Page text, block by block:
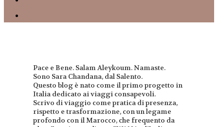
Pace e Bene. Salam Aleykoum. Namaste.
Sono Sara Chandana, dal Salento.
Questo blog è nato come il primo progetto in
Italia dedicato ai viaggi consapevoli.
Scrivo di viaggio come pratica di presenza,
rispetto e trasformazione, con un legame
profondo con il Marocco, che frequento da